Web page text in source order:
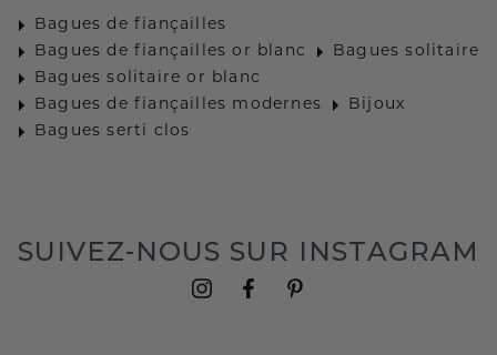
Bagues de fiançailles
Bagues de fiançailles or blanc
Bagues solitaire
Bagues solitaire or blanc
Bagues de fiançailles modernes
Bijoux
Bagues serti clos
SUIVEZ-NOUS SUR INSTAGRAM